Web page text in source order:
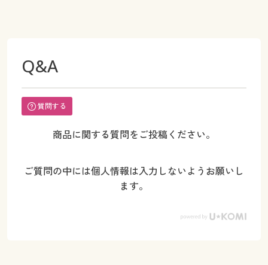
Q&A
質問する
商品に関する質問をご投稿ください。
ご質問の中には個人情報は入力しないようお願いし
ます。